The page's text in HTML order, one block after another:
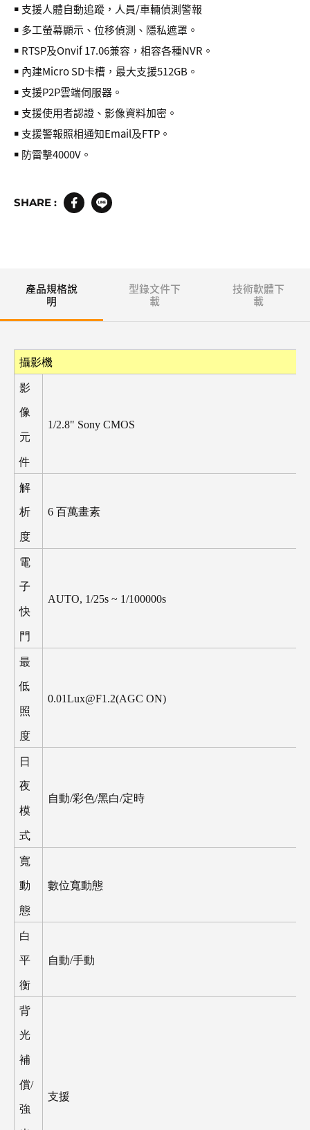
￭ 支援人體自動追蹤，人員/車輛偵測警報
￭ 多工螢幕顯示、位移偵測、隱私遮罩。
￭ RTSP及Onvif 17.06兼容，相容各種NVR。
￭ 內建Micro SD卡槽，最大支援512GB。
￭ 支援P2P雲端伺服器。
￭ 支援使用者認證、影像資料加密。
￭ 支援警報照相通知Email及FTP。
￭ 防雷擊4000V。
SHARE :
產品規格說
明
型錄文件下
載
技術軟體下
載
攝影機
影
像
元
件
1/2.8" Sony CMOS
解
析
度
6 百萬畫素
電
子
快
門
AUTO, 1/25s ~ 1/100000s
最
低
照
度
0.01Lux@F1.2(AGC ON)
日
夜
模
式
自動/彩色/黑白/定時
寬
動
態
數位寬動態
白
平
衡
自動/手動
背
光
補
償/
強
支援